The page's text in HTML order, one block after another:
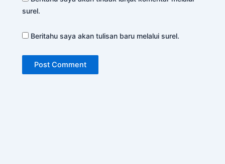
surel.
Beritahu saya akan tulisan baru melalui surel.